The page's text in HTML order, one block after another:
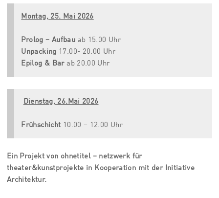
Montag, 25. Mai 2026
Prolog – Aufbau ab 15.00 Uhr
Unpacking 17.00- 20.00 Uhr
Epilog & Barab 20.00 Uhr
Dienstag, 26.Mai 2026
Frühschicht 10.00 – 12.00 Uhr
Ein Projekt von ohnetitel – netzwerk für
theater&kunstprojekte in Kooperation mit der Initiative
Architektur.